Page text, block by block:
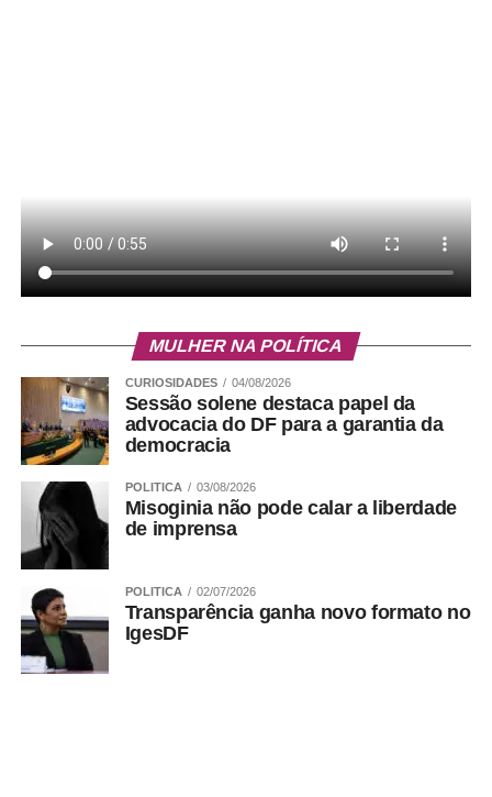
MULHER NA POLÍTICA
CURIOSIDADES 04/08/2026
Sessão solene destaca papel da
advocacia do DF para a garantia da
democracia
POLITICA 03/08/2026
Misoginia não pode calar a liberdade
de imprensa
POLITICA 02/07/2026
Transparência ganha novo formato no
IgesDF